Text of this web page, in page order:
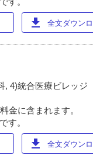
download 全文ダウン
, 4)統合医療ビレッジ
金に含まれます。
す。
download 全文ダウン